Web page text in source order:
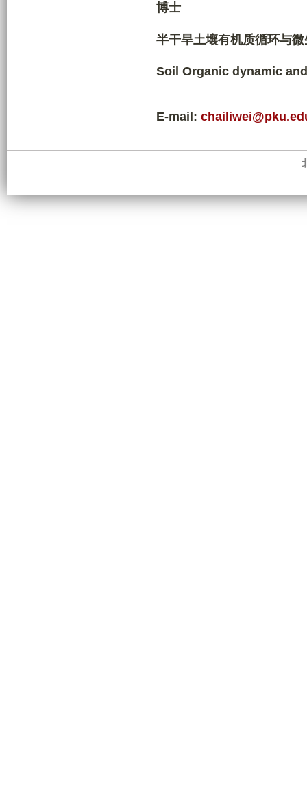
博士
半干旱土壤有机质循环与
Soil Organic dynamic
E-mail: